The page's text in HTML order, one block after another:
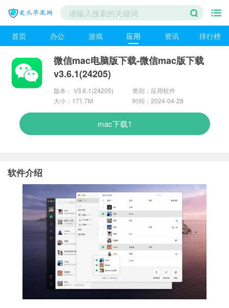
首页 办公 游戏 应用 资讯 排行榜
微信mac电脑版下载-微信mac版下载
v3.6.1(24205)
版本： V3.6.1(24205)
类别：应用软件
大小：171.7M
时间：2024-04-28
mac下载1
软件介绍